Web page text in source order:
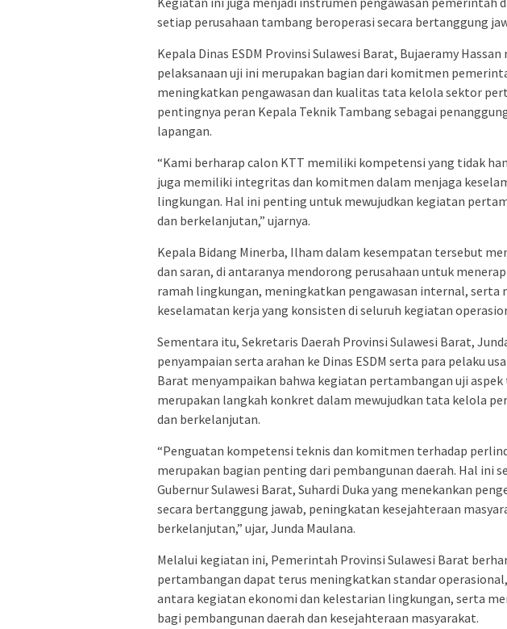
setiap perusahaan tambang beroperasi secara bertanggung
Kepala Dinas ESDM Provinsi Sulawesi Barat, Bujaeramy
pelaksanaan uji ini merupakan bagian dari komitmen
meningkatkan pengawasan dan kualitas tata kelola sektor
pentingnya peran Kepala Teknik Tambang sebagai
lapangan.
“Kami berharap calon KTT memiliki kompetensi yang tidak
juga memiliki integritas dan komitmen dalam menjaga
lingkungan. Hal ini penting untuk mewujudkan kegiatan
dan berkelanjutan,” ujarnya.
Kepala Bidang Minerba, Ilham dalam kesempatan tersebut
dan saran, di antaranya mendorong perusahaan untuk
ramah lingkungan, meningkatkan pengawasan internal, serta
keselamatan kerja yang konsisten di seluruh kegiatan
Sementara itu, Sekretaris Daerah Provinsi Sulawesi Barat,
penyampaian serta arahan ke Dinas ESDM serta para pelaku
Barat menyampaikan bahwa kegiatan pertambangan uji
merupakan langkah konkret dalam mewujudkan tata kelola
dan berkelanjutan.
“Penguatan kompetensi teknis dan komitmen terhadap
merupakan bagian penting dari pembangunan daerah. Hal ini
Gubernur Sulawesi Barat, Suhardi Duka yang menekankan
secara bertanggung jawab, peningkatan kesejahteraan
berkelanjutan,” ujar, Junda Maulana.
Melalui kegiatan ini, Pemerintah Provinsi Sulawesi Barat
pertambangan dapat terus meningkatkan standar
antara kegiatan ekonomi dan kelestarian lingkungan, serta
bagi pembangunan daerah dan kesejahteraan masyarakat.